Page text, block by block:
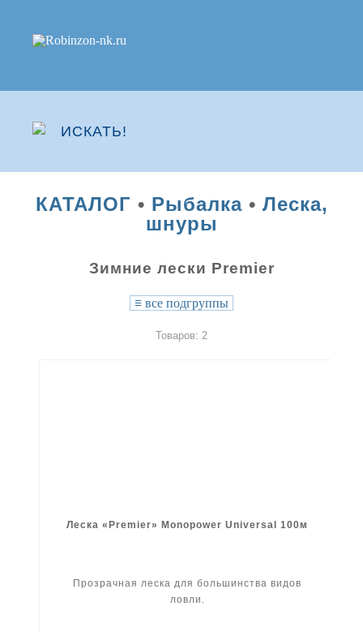
КАТАЛОГ • Рыбалка• Леска,
шнуры
Зимние лески Premier
≡ все подгруппы
Товаров: 2
Леска «Premier» Monopower Universal 100м
Прозрачная леска для большинства видов
ловли.